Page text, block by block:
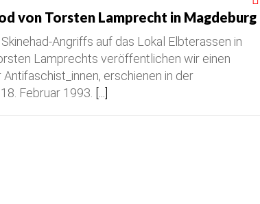
von Torsten Lamprecht in Magdeburg
Angriffs auf das Lokal Elbterassen in
Lamprechts veröffentlichen wir einen
erschienen in der
Februar 1993.